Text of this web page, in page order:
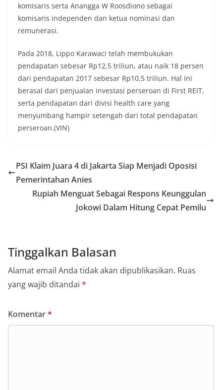
komisaris serta Anangga W Roosdiono sebagai
komisaris independen dan ketua nominasi dan
remunerasi.
Pada 2018, Lippo Karawaci telah membukukan
pendapatan sebesar Rp12,5 triliun, atau naik 18 persen
dari pendapatan 2017 sebesar Rp10,5 triliun. Hal ini
berasal dari penjualan investasi perseroan di First REIT,
serta pendapatan dari divisi health care yang
menyumbang hampir setengah dari total pendapatan
perseroan.(VIN)
PSI Klaim Juara 4 di Jakarta Siap Menjadi Oposisi
Pemerintahan Anies
Rupiah Menguat Sebagai Respons Keunggulan
Jokowi Dalam Hitung Cepat Pemilu
Tinggalkan Balasan
Alamat email Anda tidak akan dipublikasikan. Ruas
yang wajib ditandai *
Komentar*